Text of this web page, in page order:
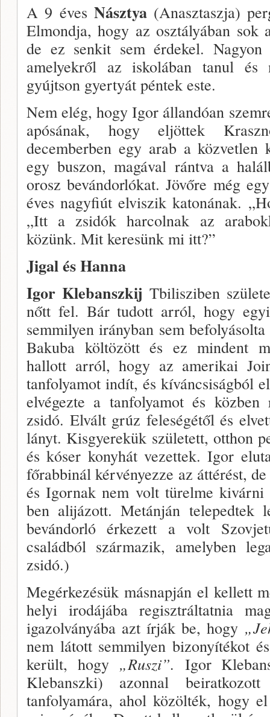
A 9 éves Násztya(Anasztaszja)
Elmondja, hogy az osztályában sok
de ez senkit sem érde­kel.
amelyekről az iskolában tanul és
gyújtson gyertyát péntek este.
Nem elég, hogy Igor állandóan
apósának, hogy eljöttek
decemberben egy arab a közvetlen
egy bu­szon, magával rántva a
orosz bevándorlókat. Jö­vőre még
éves nagyfiút elviszik katonának.
„Itt a zsidók harcolnak az
közünk. Mit keresünk mi itt?”
Jigal és Hanna
Igor Klebanszkij Tbilisziben
nőtt fel. Bár tudott arról, hogy
semmilyen irányban sem
Bakuba költözött és ez mindent
hallott arról, hogy az amerikai
tanfolyamot indít, és kíváncsi­ságból
elvégezte a tanfo­lyamot és
zsidó. Elvált grúz feleségétől és
lányt. Kisgyerekük született, otthon
és kóser konyhát vezettek. Igor
főrab­binál kérvényezze az átté­rést,
és Igornak nem volt türelme
ben alijázott. Metánján telepedtek
bevándorló érkezett a volt
családból származik, amelyben
zsidó.)
Megérkezésük másnapján el kellett
helyi iro­dájába regisztráltatnia
igazolványába azt írják be, hogy
nem látott semmilyen bizonyítékot
került, hogy „Ruszi”. Igor
Klebanszki) azonnal
tanfolyamára, ahol közölték, hogy